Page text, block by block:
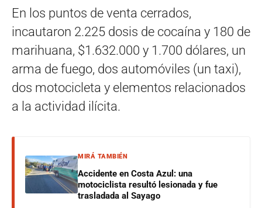
En los puntos de venta cerrados,
incautaron 2.225 dosis de cocaína y 180 de
marihuana, $1.632.000 y 1.700 dólares, un
arma de fuego, dos automóviles (un taxi),
dos motocicleta y elementos relacionados
a la actividad ilícita.
MIRÁ TAMBIÉN
Accidente en Costa Azul: una
motociclista resultó lesionada y fue
trasladada al Sayago